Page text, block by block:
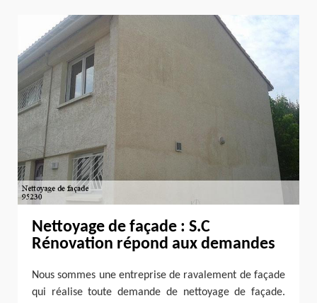
Nettoyage de façade : S.C
Rénovation répond aux demandes
Nous sommes une entreprise de ravalement de façade
qui réalise toute demande de nettoyage de façade.